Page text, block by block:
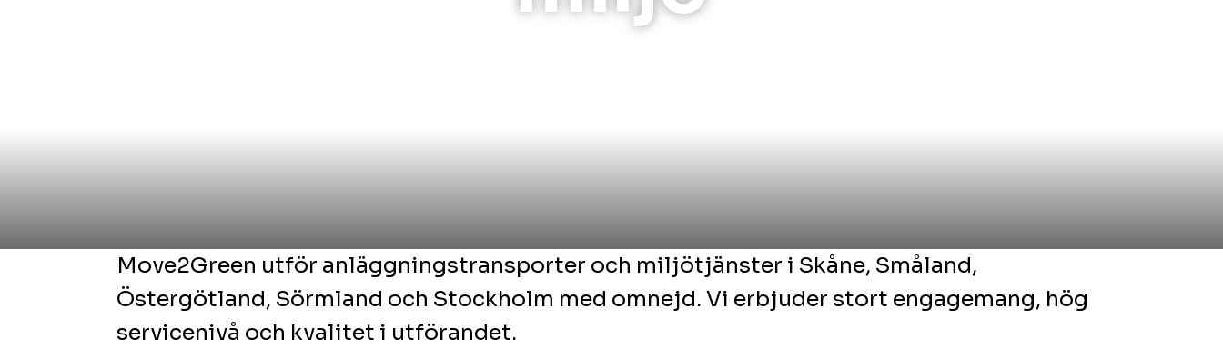
Move2Green utför anläggningstransporter och miljötjänster i Skåne, Småland,
Östergötland, Sörmland och Stockholm med omnejd. Vi erbjuder stort engagemang, hög
servicenivå och kvalitet i utförandet.